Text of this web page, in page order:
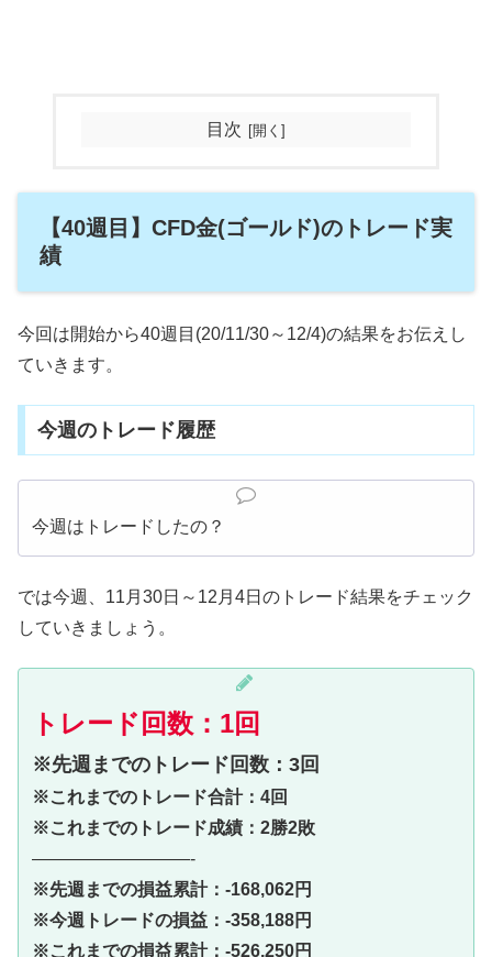
目次
【40週目】CFD金(ゴールド)のトレード実
績
今回は開始から40週目(20/11/30～12/4)の結果をお伝えし
ていきます。
今週のトレード履歴
今週はトレードしたの？
では今週、11月30日～12月4日のトレード結果をチェック
していきましょう。
トレード回数：1回
※先週までのトレード回数：3回
※これまでのトレード合計：4回
※これまでのトレード成績：2勝2敗
—————————-
※先週までの損益累計：-168,062円
※今週トレードの損益：-358,188円
※これまでの損益累計：-526,250円